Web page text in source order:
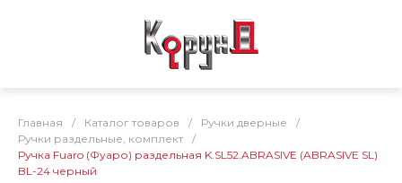
Главная / Каталог товаров / Ручки дверные
/
Ручки раздельные, комплект
/
Ручка Fuaro (Фуаро) раздельная K.SL52.ABRASIVE (ABRASIVE SL)
BL-24 черный